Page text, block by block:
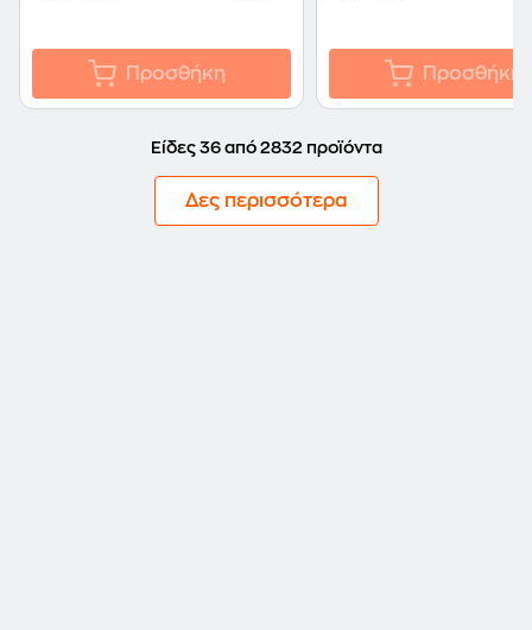
Προσθήκη Προσθήκη
Είδες 36 από 2832 προϊόντα
Δες περισσότερα